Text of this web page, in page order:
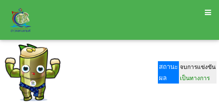
สถานะ จบการแข่งขัน
ผล เป็นทางการ